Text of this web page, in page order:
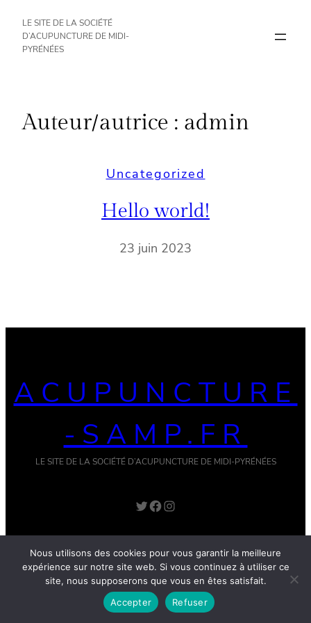
LE SITE DE LA SOCIÉTÉ
D’ACUPUNCTURE DE MIDI-
PYRÉNÉES
Auteur/autrice : admin
Uncategorized
Hello world!
23 juin 2023
ACUPUNCTURE
-SAMP.FR
LE SITE DE LA SOCIÉTÉ D’ACUPUNCTURE DE MIDI-PYRÉNÉES
Nous utilisons des cookies pour vous garantir la meilleure
expérience sur notre site web. Si vous continuez à utiliser ce
site, nous supposerons que vous en êtes satisfait.
Accepter
Refuser